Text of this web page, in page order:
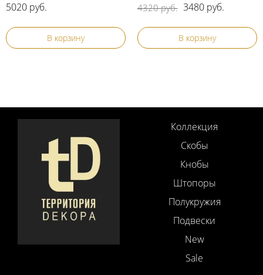
5020 руб.
В корзину
4320 руб. 3480 руб.
В корзину
Коллекция
Скобы
Кнобы
Штопоры
Полукружия
Подвески
New
Sale